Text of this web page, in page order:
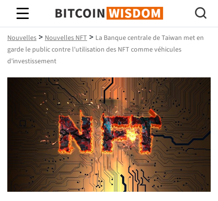
Bitcoin Sagesse
Nouvelles > Nouvelles NFT > La Banque centrale de Taiwan met en
garde le public contre l'utilisation des NFT comme véhicules
d'investissement